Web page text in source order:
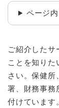
2026年6月28日
令和8年6月27
地震による断
ページ
ご紹介したサ
ことを知りた
さい。保健所
署、財務事務
付けています。